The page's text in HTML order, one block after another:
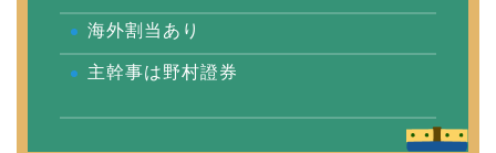
海外割当あり
主幹事は野村證券